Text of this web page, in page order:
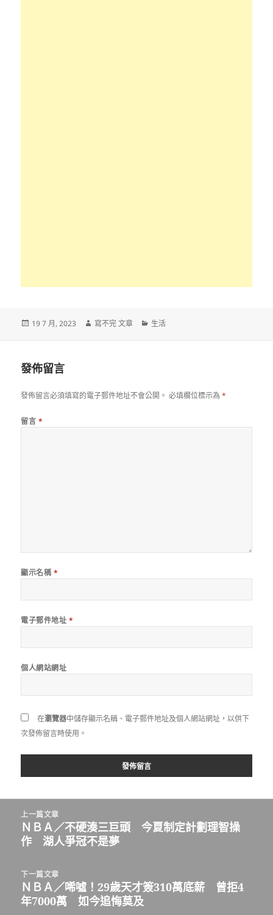
發
19 7 月, 2023
作
寫不完 文章
分
生活
發佈留言
發佈留言必須填寫的電子郵件地址不會公開。 必填欄位標示為*
留言 *
顯示名稱 *
電子郵件地址 *
個人網站網址
在瀏覽器中儲存顯示名稱、電子郵件地址及個人網站網址，以供下
次發佈留言時使用。
上一篇文章
上
一
文
章:
ＮＢＡ／不硬湊三巨頭 今夏制定計劃理智操
作 湖人爭冠不是夢
下一篇文章
下
一
ＮＢＡ／唏噓！29歲天才簽310萬底薪 曾拒4
年7000萬 如今追悔莫及